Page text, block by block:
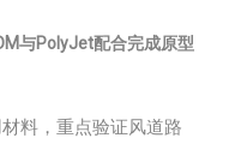
与PolyJet配合完成原型
料，重点验证风道路